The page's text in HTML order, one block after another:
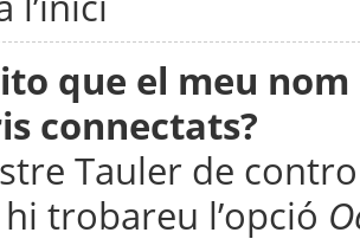
que el meu
connectats?
Tauler de
trobareu l’opció